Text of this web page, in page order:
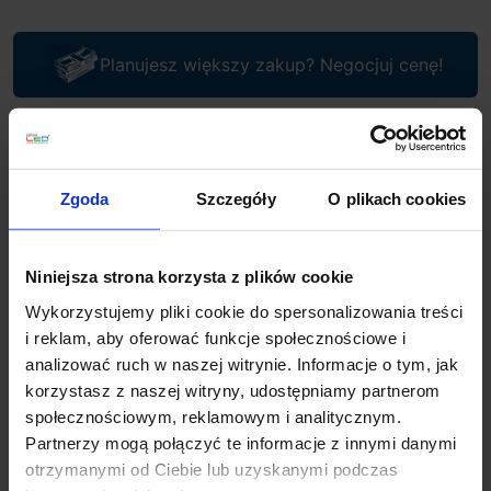
Zgoda Szczegóły O plikach cookies
Niniejsza strona korzysta z plików cookie
Wykorzystujemy pliki cookie do spersonalizowania treści
i reklam, aby oferować funkcje społecznościowe i
analizować ruch w naszej witrynie. Informacje o tym, jak
korzystasz z naszej witryny, udostępniamy partnerom
społecznościowym, reklamowym i analitycznym.
Partnerzy mogą połączyć te informacje z innymi danymi
otrzymanymi od Ciebie lub uzyskanymi podczas
Planujesz większy zakup? Negocjuj cenę!
Jeśli masz pytania lub potrzebujesz pomocy, zadzwoń
lub napisz do nas: pracujemy od 8:00 do 18:00,
phone +48 694 000 777,+48 799 220 777
Metody płatności
Koszt dostawy